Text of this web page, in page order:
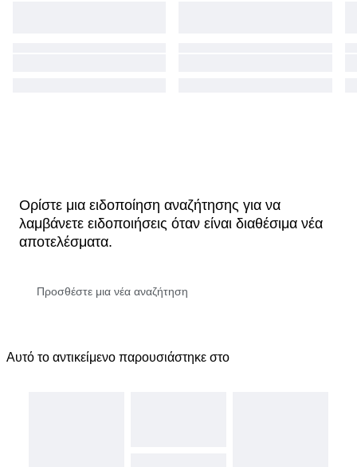
Ορίστε μια ειδοποίηση αναζήτησης για να
λαμβάνετε ειδοποιήσεις όταν είναι διαθέσιμα νέα
αποτελέσματα.
Αυτό το αντικείμενο παρουσιάστηκε στο